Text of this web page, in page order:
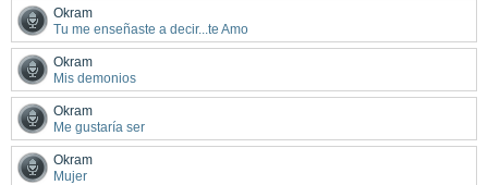
Okram
Tu me enseñaste a decir...te Amo
Okram
Mis demonios
Okram
Me gustaría ser
Okram
Mujer